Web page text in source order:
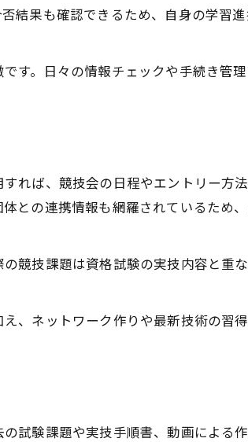
結果も確認できるため、自身の学習
す。日々の情報チェックや手続き管
れば、競技会の日程やエントリー方
との連携情報も網羅されているため
競技課題は資格試験の実技内容と重
、ネットワーク作りや最新技術の習
試験課題や実技手順書、動画による